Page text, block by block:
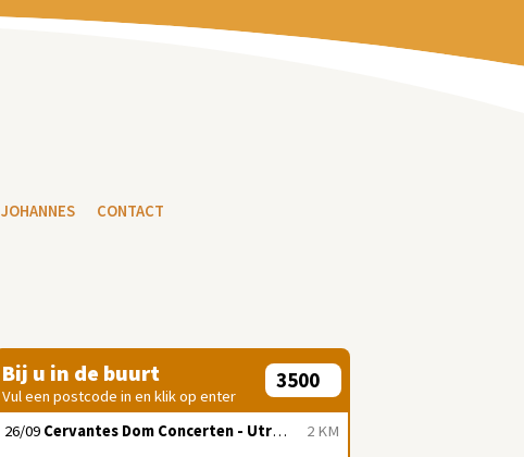
JOHANNES CONTACT
Bij u in de buurt
Vul een postcode in en klik op enter
2 KM
26/09 Cervantes Dom Concerten - Utrecht
, Utrecht